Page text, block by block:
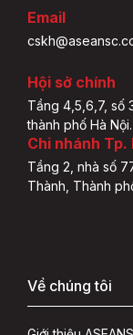
Email
Hội sở chính
Tầng 4,5,6,7, số
thành phố Hà Nội.
Chi nhánh Tp.
Tầng 2, nhà số
Thành, Thành
Về chúng tôi